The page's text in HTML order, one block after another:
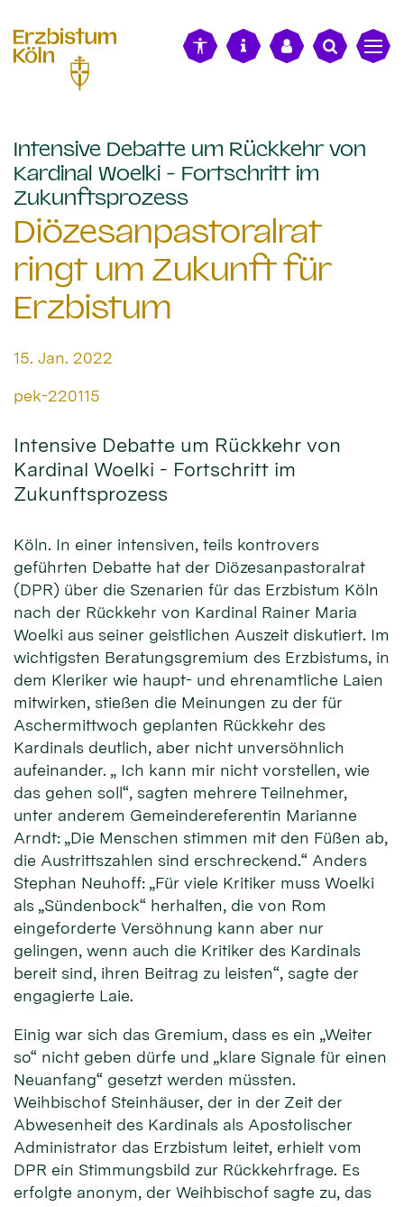
Intensive Debatte um Rückkehr von
Kardinal Woelki - Fortschritt im
Zukunftsprozess:
Diözesanpastoralrat
ringt um Zukunft für
Erzbistum
Datum:
15. Jan. 2022
Von:
pek-220115
Intensive Debatte um Rückkehr von
Kardinal Woelki - Fortschritt im
Zukunftsprozess
Köln. In einer intensiven, teils kontrovers
geführten Debatte hat der Diözesanpastoralrat
(DPR) über die Szenarien für das Erzbistum Köln
nach der Rückkehr von Kardinal Rainer Maria
Woelki aus seiner geistlichen Auszeit diskutiert. Im
wichtigsten Beratungsgremium des Erzbistums, in
dem Kleriker wie haupt- und ehrenamtliche Laien
mitwirken, stießen die Meinungen zu der für
Aschermittwoch geplanten Rückkehr des
Kardinals deutlich, aber nicht unversöhnlich
aufeinander. „ Ich kann mir nicht vorstellen, wie
das gehen soll“, sagten mehrere Teilnehmer,
unter anderem Gemeindereferentin Marianne
Arndt: „Die Menschen stimmen mit den Füßen ab,
die Austrittszahlen sind erschreckend.“ Anders
Stephan Neuhoff: „Für viele Kritiker muss Woelki
als „Sündenbock“ herhalten, die von Rom
eingeforderte Versöhnung kann aber nur
gelingen, wenn auch die Kritiker des Kardinals
bereit sind, ihren Beitrag zu leisten“, sagte der
engagierte Laie.
Einig war sich das Gremium, dass es ein „Weiter
so“ nicht geben dürfe und „klare Signale für einen
Neuanfang“ gesetzt werden müssten.
Weihbischof Steinhäuser, der in der Zeit der
Abwesenheit des Kardinals als Apostolischer
Administrator das Erzbistum leitet, erhielt vom
DPR ein Stimmungsbild zur Rückkehrfrage. Es
erfolgte anonym, der Weihbischof sagte zu, das